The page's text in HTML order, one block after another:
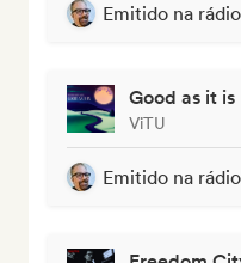
Emitido na rádio
Good as it is
ViTU
Emitido na rádio